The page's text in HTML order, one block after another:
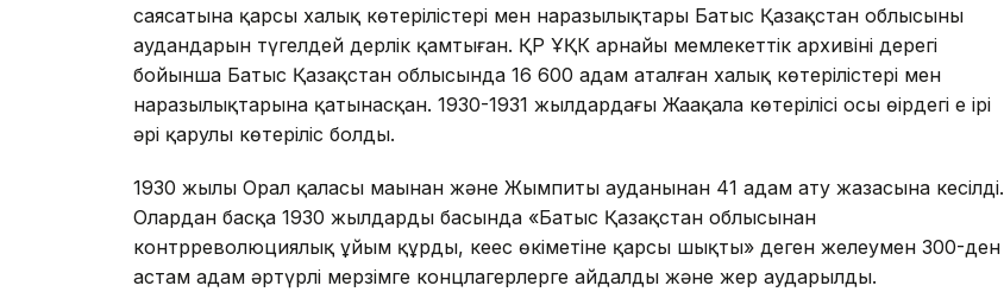
саясатына қарсы халық көтерілістері мен наразылықтары Батыс Қазақстан облысының
аудандарын түгелдей дерлік қамтыған. ҚР ҰҚК арнайы мемлекеттік архивінің дерегі
бойынша Батыс Қазақстан облысында 16 600 адам аталған халық көтерілістері мен
наразылықтарына қатынасқан. 1930-1931 жылдардағы Жаңақала көтерілісі осы өңірдегі ең ірі
әрі қарулы көтеріліс болды.
1930 жылы Орал қаласы маңынан және Жымпиты ауданынан 41 адам ату жазасына кесілді.
Олардан басқа 1930 жылдардың басында «Батыс Қазақстан облысынан
контрреволюциялық ұйым құрды, кеңес өкіметіне қарсы шықты» деген желеумен 300-ден
астам адам әртүрлі мерзімге концлагерлерге айдалды және жер аударылды.